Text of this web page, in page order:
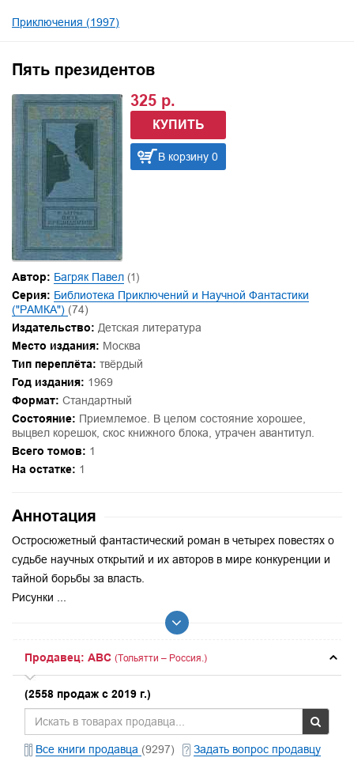
Приключения (1997)
Пять президентов
325 р.
КУПИТЬ
В корзину 0
Автор: Багряк Павел (1)
Серия: Библиотека Приключений и Научной Фантастики
("РАМКА") (74)
Издательство: Детская литература
Место издания: Москва
Тип переплёта: твёрдый
Год издания: 1969
Формат: Стандартный
Состояние: Приемлемое. В целом состояние хорошее,
выцвел корешок, скос книжного блока, утрачен авантитул.
Всего томов: 1
На остатке: 1
Аннотация
Остросюжетный фантастический роман в четырех повестях о
судьбе научных открытий и их авторов в мире конкуренции и
тайной борьбы за власть.
Рисунки ...
Продавец: ABC (Тольятти – Россия.)
(2558 продаж с 2019 г.)
Все книги продавца (9297) Задать вопрос продавцу